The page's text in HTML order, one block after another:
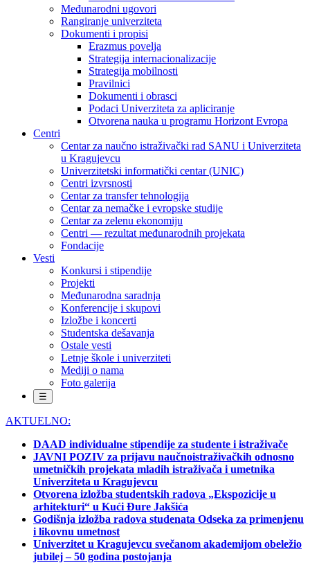
Međunarodni ugovori
Rangiranje univerziteta
Dokumenti i propisi
Erazmus povelja
Strategija internacionalizacije
Strategija mobilnosti
Pravilnici
Dokumenti i obrasci
Podaci Univerziteta za apliciranje
Otvorena nauka u programu Horizont Evropa
Centri
Centar za naučno istraživački rad SANU i Univerziteta
u Kragujevcu
Univerzitetski informatički centar (UNIC)
Centri izvrsnosti
Centar za transfer tehnologija
Centar za nemačke i evropske studije
Centar za zelenu ekonomiju
Centri — rezultat međunarodnih projekata
Fondacije
Vesti
Konkursi i stipendije
Projekti
Međunarodna saradnja
Konferencije i skupovi
Izložbe i koncerti
Studentska dešavanja
Ostale vesti
Letnje škole i univerziteti
Mediji o nama
Foto galerija
☰
AKTUELNO:
DAAD individualne stipendije za studente i istraživače
JAVNI POZIV za prijavu naučnoistraživačkih odnosno
umetničkih projekata mladih istraživača i umetnika
Univerziteta u Kragujevcu
Otvorena izložba studentskih radova „Ekspozicije u
arhitekturi“ u Kući Đure Jakšića
Godišnja izložba radova studenata Odseka za primenjenu
i likovnu umetnost
Univerzitet u Kragujevcu svečanom akademijom obeležio
jubilej – 50 godina postojanja